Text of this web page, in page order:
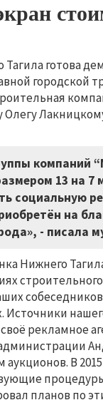
готова
Олегу
компаний
13 на 7
социальную
на
- писала
Нижнего
Источники
рекламное
В
планов по